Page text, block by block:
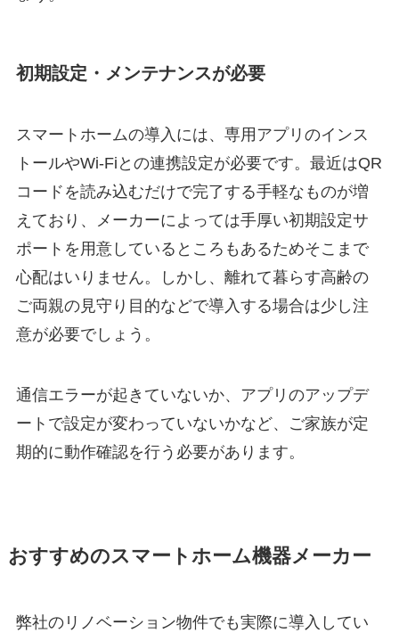
初期設定・メンテナンスが必要
スマートホームの導入には、専用アプリのインス
トールやWi-Fiとの連携設定が必要です。最近はQR
コードを読み込むだけで完了する手軽なものが増
えており、メーカーによっては手厚い初期設定サ
ポートを用意しているところもあるためそこまで
心配はいりません。しかし、離れて暮らす高齢の
ご両親の見守り目的などで導入する場合は少し注
意が必要でしょう。
通信エラーが起きていないか、アプリのアップデ
ートで設定が変わっていないかなど、ご家族が定
期的に動作確認を行う必要があります。
おすすめのスマートホーム機器メーカー
弊社のリノベーション物件でも実際に導入してい